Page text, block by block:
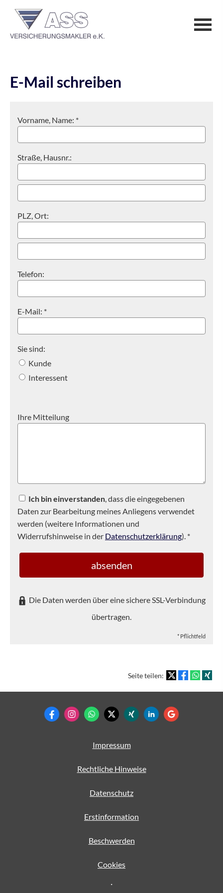
E-Mail schreiben
Vorname, Name: *
Straße, Hausnr.:
PLZ, Ort:
Telefon:
E-Mail: *
Sie sind:
Kunde
Interessent
Ihre Mitteilung
Ich bin einverstanden, dass die eingegebenen
Daten zur Bearbeitung meines Anliegens verwendet
werden (weitere Informationen und
Widerrufshinweise in der Datenschutzerklärung). *
absenden
Die Daten werden über eine sichere SSL-Verbindung
übertragen.
* Pflichtfeld
Seite teilen:
Impressum
Rechtliche Hinweise
Datenschutz
Erstinformation
Beschwerden
Cookies
·